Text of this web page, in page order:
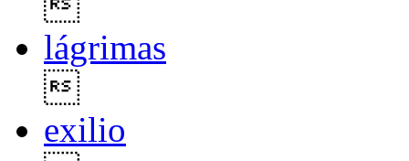
lágrimas
exilio